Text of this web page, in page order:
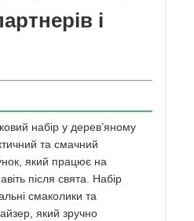
і
набір у дерев’яному
та смачний
який працює на
після свята. Набір
смаколики та
який зручно